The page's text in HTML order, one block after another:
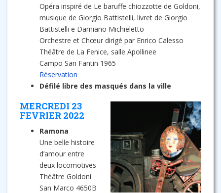
Opéra inspiré de Le baruffe chiozzotte de Goldoni,
musique de Giorgio Battistelli, livret de Giorgio
Battistelli e Damiano Michieletto
Orchestre et Chœur dirigé par Enrico Calesso
Théâtre de La Fenice, salle Apollinee
Campo San Fantin 1965
Réservation
Défilé libre des masqués dans la ville
MERCREDI 23
FEVRIER 2022
Ramona
Une belle histoire
d’amour entre
deux locomotives
Théâtre Goldoni
San Marco 4650B